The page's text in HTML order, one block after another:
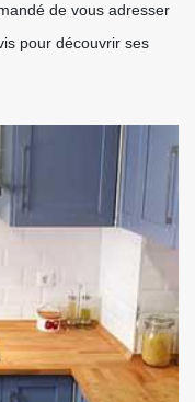
de vous adresser
pour découvrir ses